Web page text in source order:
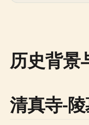
历史背景
清真寺-